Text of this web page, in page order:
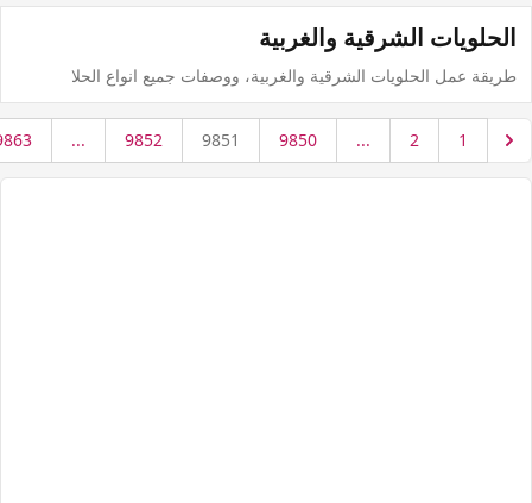
الحلويات الشرقية والغربية
طريقة عمل الحلويات الشرقية والغربية، ووصفات جميع انواع الحلا
1
2
...
9850
9851
9852
...